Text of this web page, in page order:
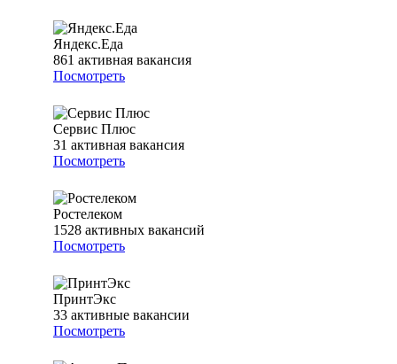
Яндекс.Еда
861 активная вакансия
Посмотреть
Сервис Плюс
31 активная вакансия
Посмотреть
Ростелеком
1528 активных вакансий
Посмотреть
ПринтЭкс
33 активные вакансии
Посмотреть